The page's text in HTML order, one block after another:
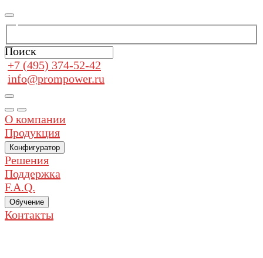
Поиск
+7 (495) 374-52-42
info@prompower.ru
О компании
Продукция
Конфигуратор
Решения
Поддержка
F.A.Q.
Обучение
Контакты